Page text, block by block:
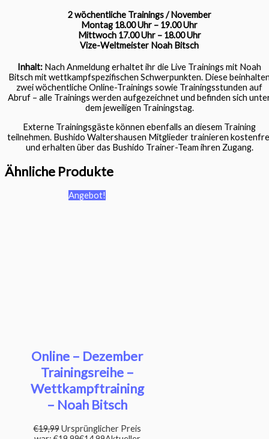
2 wöchentliche Trainings / November
Montag 18.00 Uhr – 19.00 Uhr
Mittwoch 17.00 Uhr – 18.00 Uhr
Vize-Weltmeister Noah Bitsch
Inhalt: Nach Anmeldung erhaltet ihr die Live Trainings mit Noah
Bitsch mit wettkampfspezifischen Schwerpunkten. Diese
zwei wöchentliche Online-Trainings sowie Trainingsstunden auf
Abruf – alle Trainings werden aufgezeichnet und befinden sich
dem jeweiligen Trainingstag.
Externe Trainingsgäste können ebenfalls an diesem Training
teilnehmen. Bushido Waltershausen Mitglieder trainieren
und erhalten über das Bushido Trainer-Team ihren Zugang.
Ähnliche Produkte
Angebot!
Online – Dezember
Trainingsreihe –
Wettkampftraining
– Noah Bitsch
€19,99 Ursprünglicher Preis